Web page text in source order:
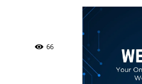
66
Linkedin